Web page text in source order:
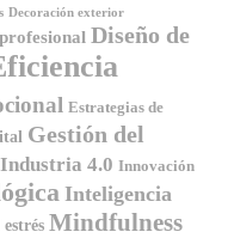
Decoración exterior
Diseño de
Estrategias de
Gestión del
Industria 4.0 Innovación
Inteligencia
Mindfulness